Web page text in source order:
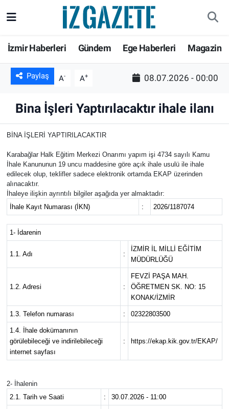
İzmir Haberleri Gündem Ege Haberleri Magazin
Paylaş A- A+ 08.07.2026 - 00:00
Bina İşleri Yaptırılacaktır ihale ilanı
BİNA İŞLERİ YAPTIRILACAKTIR
Karabağlar Halk Eğitim Merkezi Onarımı yapım işi 4734 sayılı Kamu
İhale Kanununun 19 uncu maddesine göre açık ihale usulü ile ihale
edilecek olup, teklifler sadece elektronik ortamda EKAP üzerinden
alınacaktır.
İhaleye ilişkin ayrıntılı bilgiler aşağıda yer almaktadır:
İhale Kayıt Numarası (İKN)
: 2026/1187074
1- İdarenin
1.1. Adı :
İZMİR İL MİLLİ EĞİTİM
MÜDÜRLÜĞÜ
1.2. Adresi :
FEVZİ PAŞA MAH.
ÖĞRETMEN SK. NO: 15
KONAK/İZMİR
1.3. Telefon numarası : 02322803500
1.4. İhale dokümanının
görülebileceği ve indirilebileceği
internet sayfası
: https://ekap.kik.gov.tr/EKAP/
2- İhalenin
2.1. Tarih ve Saati
: 30.07.2026 - 11:00
İZMİR
EKONOMİ
SAĞLIK
KÜLTÜR SANAT
DÜNYA
İzmir Hava Durumu
İzmir Trafik Yoğunluk Haritası
Tüm Manşetler
Son Dakika Haberleri
Haber Arşivi